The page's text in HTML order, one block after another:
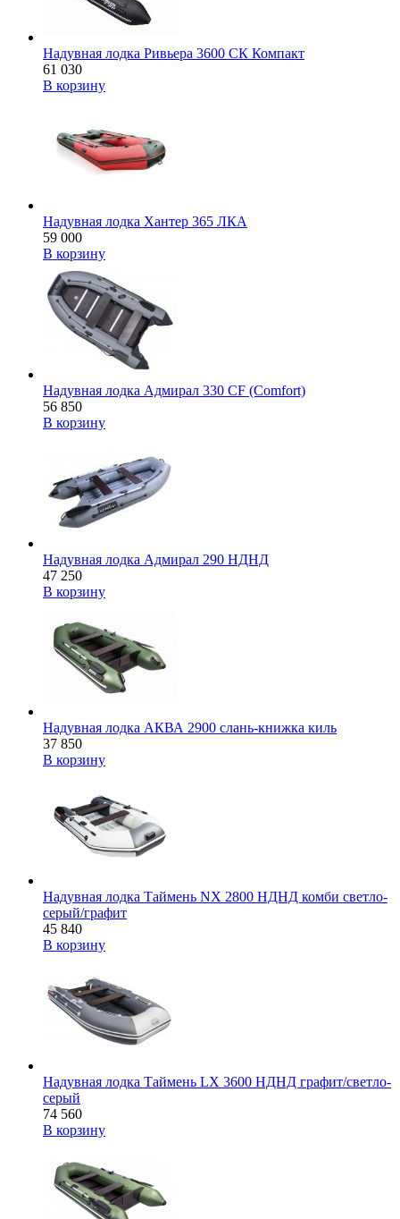
Надувная лодка Ривьера 3600 СК Компакт
61 030
В корзину
Надувная лодка Хантер 365 ЛКА
59 000
В корзину
Надувная лодка Адмирал 330 CF (Comfort)
56 850
В корзину
Надувная лодка Адмирал 290 НДНД
47 250
В корзину
Надувная лодка АКВА 2900 слань-книжка киль
37 850
В корзину
Надувная лодка Таймень NX 2800 НДНД комби светло-
серый/графит
45 840
В корзину
Надувная лодка Таймень LX 3600 НДНД графит/светло-
серый
74 560
В корзину